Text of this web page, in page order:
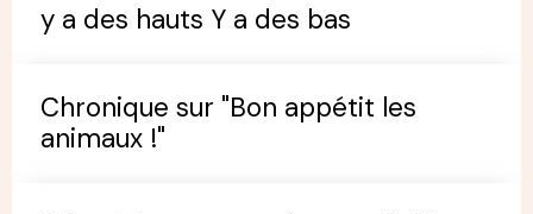
y a des hauts Y a des bas
Chronique sur "Bon appétit les
animaux !"